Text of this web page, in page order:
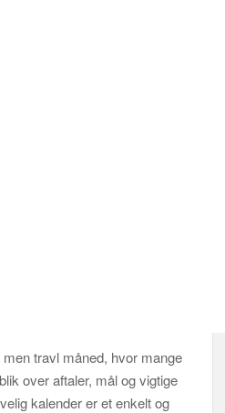
travl måned, hvor mange
over aftaler, mål og vigtige
kalender er et enkelt og